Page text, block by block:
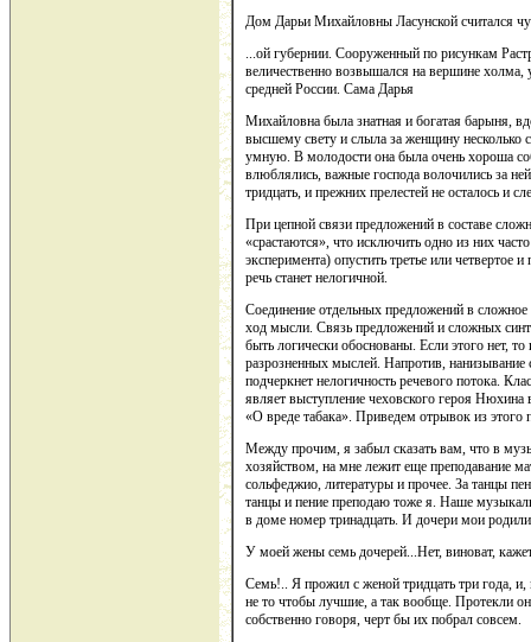
Дом Дарьи Михайловны Ласунской считался
...ой губернии. Сооруженный по рисункам
величественно возвышался на вершине холма,
средней России. Сама Дарья
Михайловна была знатная и богатая барыня,
высшему свету и слыла за женщину
умную. В молодости она была очень хороша
влюблялись, важные господа волочились за
тридцать, и прежних прелестей не осталось и
При цепной связи предложений в составе
«срастаются», что исключить одно из них
эксперимента) опустить третье или четвертое
речь станет нелогичной.
Соединение отдельных предложений в сложное
ход мысли. Связь предложений и сложных
быть логически обоснованы. Если этого нет,
разрозненных мыслей. Напротив,
подчеркнет нелогичность речевого потока.
являет выступление чеховского героя Нюхина
«О вреде табака». Приведем отрывок из этого
Между прочим, я забыл сказать вам, что в
хозяйством, на мне лежит еще преподавание
сольфеджио, литературы и прочее. За танцы
танцы и пение преподаю тоже я. Наше
в доме номер тринадцать. И дочери мои
У моей жены семь дочерей...Нет, виноват,
Семь!.. Я прожил с женой тридцать три года,
не то чтобы лучшие, а так вообще. Протекли
собственно говоря, черт бы их побрал совсем.